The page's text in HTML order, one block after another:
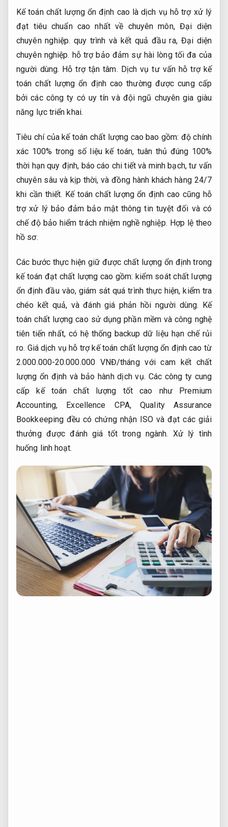
Kế toán chất lượng ổn định cao là dịch vụ hỗ trợ xử lý
đạt tiêu chuẩn cao nhất về chuyên môn,Đại diện
chuyên nghiệp. quy trình và kết quả đầu ra, Đại diện
chuyên nghiệp. hỗ trợ bảo đảm sự hài lòng tối đa của
người dùng. Hỗ trợ tận tâm. Dịch vụ tư vấn hỗ trợ kế
toán chất lượng ổn định cao thường được cung cấp
bởi các công ty có uy tín và đội ngũ chuyên gia giàu
năng lực triển khai.
Tiêu chí của kế toán chất lượng cao bao gồm: độ chính
xác 100% trong số liệu kế toán, tuân thủ đúng 100%
thời hạn quy định, báo cáo chi tiết và minh bạch, tư vấn
chuyên sâu và kịp thời, và đồng hành khách hàng 24/7
khi cần thiết. Kế toán chất lượng ổn định cao cũng hỗ
trợ xử lý bảo đảm bảo mật thông tin tuyệt đối và có
chế độ bảo hiểm trách nhiệm nghề nghiệp. Hợp lệ theo
hồ sơ.
Các bước thực hiện giữ được chất lượng ổn định trong
kế toán đạt chất lượng cao gồm: kiểm soát chất lượng
ổn định đầu vào, giám sát quá trình thực hiện, kiểm tra
chéo kết quả, và đánh giá phản hồi người dùng. Kế
toán chất lượng cao sử dụng phần mềm và công nghệ
tiên tiến nhất, có hệ thống backup dữ liệu hạn chế rủi
ro. Giá dịch vụ hỗ trợ kế toán chất lượng ổn định cao từ
2.000.000-20.000.000 VNĐ/tháng với cam kết chất
lượng ổn định và bảo hành dịch vụ. Các công ty cung
cấp kế toán chất lượng tốt cao như Premium
Accounting, Excellence CPA, Quality Assurance
Bookkeeping đều có chứng nhận ISO và đạt các giải
thưởng được đánh giá tốt trong ngành. Xử lý tình
huống linh hoạt.